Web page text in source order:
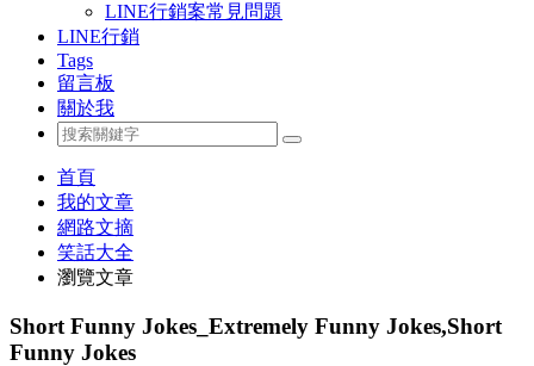
LINE行銷案常見問題
LINE行銷
Tags
留言板
關於我
首頁
我的文章
網路文摘
笑話大全
瀏覽文章
Short Funny Jokes_Extremely Funny Jokes,Short
Funny Jokes